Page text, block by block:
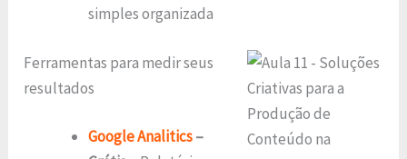
simples organizada
Ferramentas para medir seus
resultados
Google Analitics–